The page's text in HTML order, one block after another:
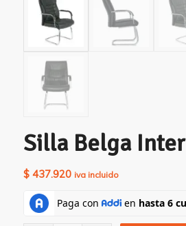
Silla Belga
$437.920 iva incluido